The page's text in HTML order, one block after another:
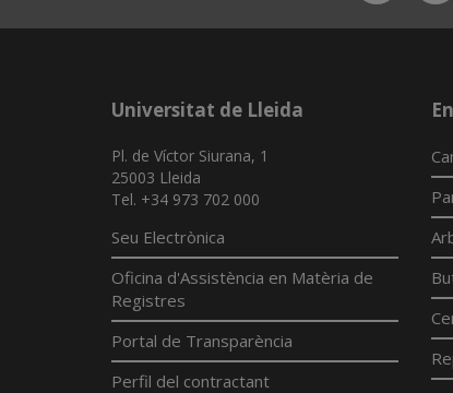
Universitat de Lleida
Pl. de Víctor Siurana, 1
25003 Lleida
Tel. +34 973 702 000
Seu Electrònica
Oficina d'Assistència en Matèria de
Registres
Portal de Transparència
Perfil del contractant